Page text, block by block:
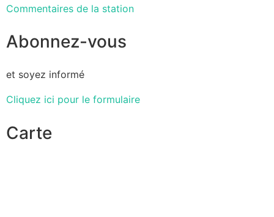
Commentaires de la station
Abonnez-vous
et soyez informé
Cliquez ici pour le formulaire
Carte